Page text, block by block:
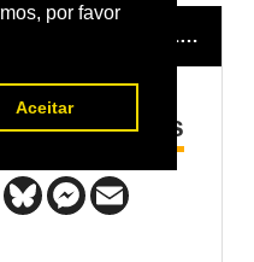
por favor
Aceitar
NIGHT: KRYLOV VS SPANN
Mayes